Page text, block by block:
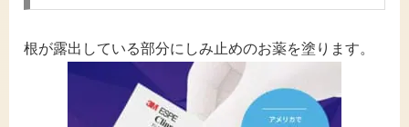
根が露出している部分にしみ止めのお薬を塗ります。